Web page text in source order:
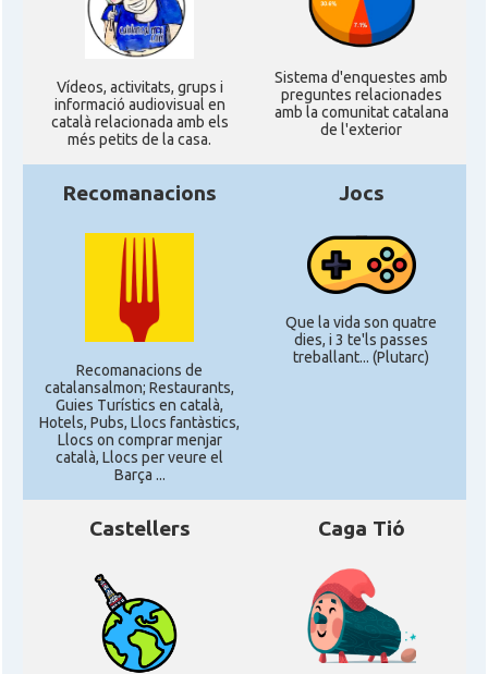
Ví­deos, activitats, grups i
informació audiovisual en
català relacionada amb els
més petits de la casa.
Sistema d'enquestes amb
preguntes relacionades
amb la comunitat catalana
de l'exterior
Recomanacions
Recomanacions de
catalansalmon; Restaurants,
Guies Turístics en català,
Hotels, Pubs, Llocs fantàstics,
Llocs on comprar menjar
català, Llocs per veure el
Barça ...
Jocs
Que la vida son quatre
dies, i 3 te'ls passes
treballant... (Plutarc)
Castellers Caga Tió